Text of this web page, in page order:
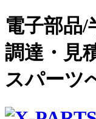
電子部品/
調達・見
スパーツ